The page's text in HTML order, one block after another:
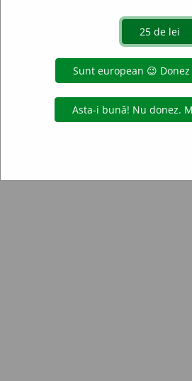
Copyright © 2004-2026 dexonline
datelor de pe acest site, inclusiv prin orice
nostru prealabil scris, cu excepția seturilor de